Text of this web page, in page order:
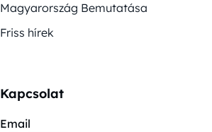
Magyarország Bemutatása
Friss hírek
Kapcsolat
Email